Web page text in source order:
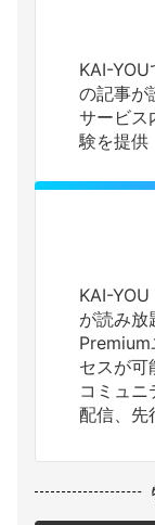
KAI-
の記事が
サービス
験を提供
KAI-
が読み放
Premium
セスが可
コミュニ
配信、先